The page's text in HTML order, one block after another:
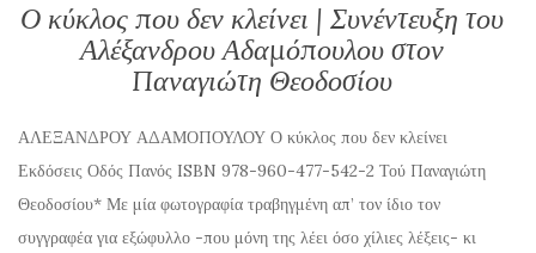
Ο κύκλος που δεν κλείνει | Συνέντευξη του
Αλέξανδρου Αδαμόπουλου στον
Παναγιώτη Θεοδοσίου
ΑΛΕΞΑΝΔΡΟΥ ΑΔΑΜΟΠΟΥΛΟΥ Ο κύκλος που δεν κλείνει
Εκδόσεις Οδός Πανός ISBN 978-960-477-542-2 Τού Παναγιώτη
Θεοδοσίου* Με μία φωτογραφία τραβηγμένη απ’ τον ίδιο τον
συγγραφέα για εξώφυλλο -που μόνη της λέει όσο χίλιες λέξεις- κι